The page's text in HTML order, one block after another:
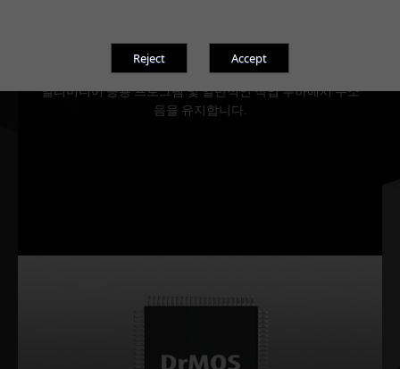
0-dB 기술
멀티미디어 응용 프로그램 및 일반적인 작업 부하에서 무소
음을 유지합니다.